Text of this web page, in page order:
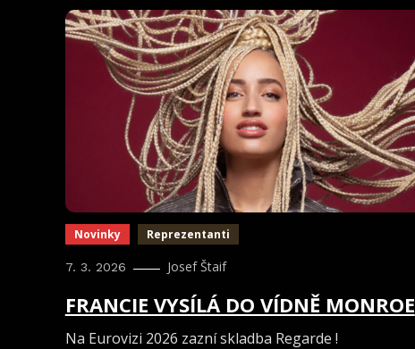
Novinky Reprezentanti
7. 3. 2026 Josef Štaif
FRANCIE VYSÍLÁ DO VÍDNĚ MONROE
Na Eurovizi 2026 zazní skladba Regarde !